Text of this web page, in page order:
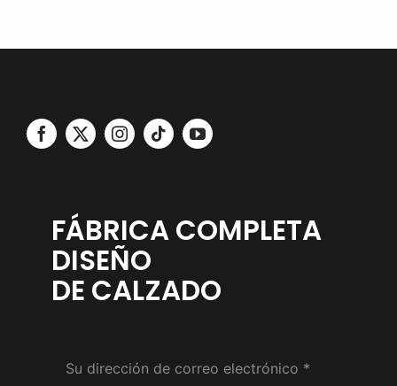
FÁBRICA COMPLETA
DISEÑO
DE CALZADO